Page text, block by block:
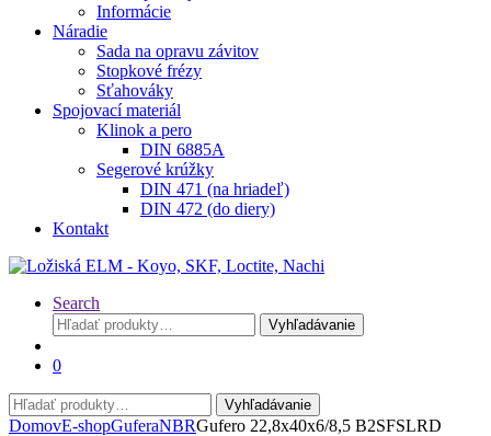
Informácie
Náradie
Sada na opravu závitov
Stopkové frézy
Sťahováky
Spojovací materiál
Klinok a pero
DIN 6885A
Segerové krúžky
DIN 471 (na hriadeľ)
DIN 472 (do diery)
Kontakt
Search
Hľadať:
Vyhľadávanie
0
Hľadať:
Vyhľadávanie
DomovE-shopGuferaNBRGufero 22,8x40x6/8,5 B2SFSLRD